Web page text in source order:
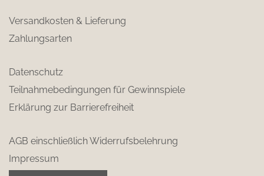
Versandkosten & Lieferung
Zahlungsarten
Datenschutz
Teilnahmebedingungen für Gewinnspiele
Erklärung zur Barrierefreiheit
AGB einschließlich Widerrufsbelehrung
Impressum